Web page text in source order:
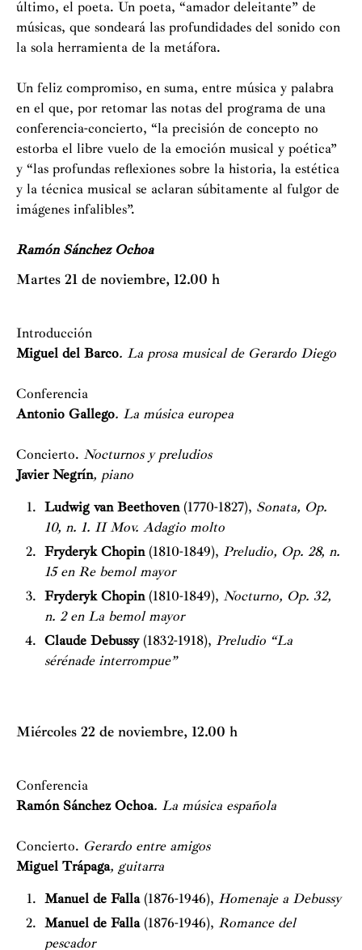
último, el poeta. Un poeta, “amador deleitante” de
músicas, que sondeará las profundidades del sonido con
la sola herramienta de la metáfora.
Un feliz compromiso, en suma, entre música y palabra
en el que, por retomar las notas del programa de una
conferencia-concierto, “la precisión de concepto no
estorba el libre vuelo de la emoción musical y poética”
y “las profundas reflexiones sobre la historia, la estética
y la técnica musical se aclaran súbitamente al fulgor de
imágenes infalibles”.
Ramón Sánchez Ochoa
Martes 21 de noviembre, 12.00 h
Introducción
Miguel del Barco. La prosa musical de Gerardo Diego
Conferencia
Antonio Gallego. La música europea
Concierto. Nocturnos y preludios
Javier Negrín, piano
Ludwig van Beethoven(1770-1827), Sonata, Op.
10, n. 1. II Mov. Adagio molto
Fryderyk Chopin(1810-1849), Preludio, Op. 28, n.
15 en Re bemol mayor
Fryderyk Chopin(1810-1849), Nocturno, Op. 32,
n. 2 en La bemol mayor
Claude Debussy(1832-1918), Preludio “La
sérénade interrompue”
Miércoles 22 de noviembre, 12.00 h
Conferencia
Ramón Sánchez Ochoa. La música española
Concierto. Gerardo entre amigos
Miguel Trápaga, guitarra
Manuel de Falla (1876-1946), Homenaje a Debussy
Manuel de Falla (1876-1946), Romance del
pescador